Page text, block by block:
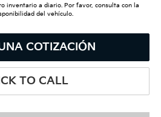
inventario a diario. Por favor, consulta con la
del vehículo.
COTIZACIÓN
TO CALL